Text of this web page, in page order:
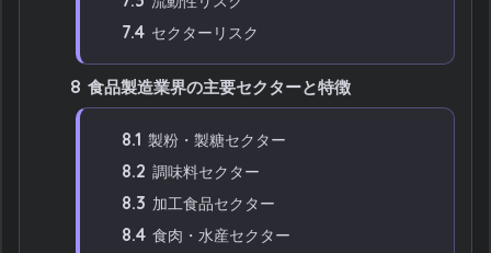
7.4 セクターリスク
8 食品製造業界の主要セクターと特徴
8.1 製粉・製糖セクター
8.2 調味料セクター
8.3 加工食品セクター
8.4 食肉・水産セクター